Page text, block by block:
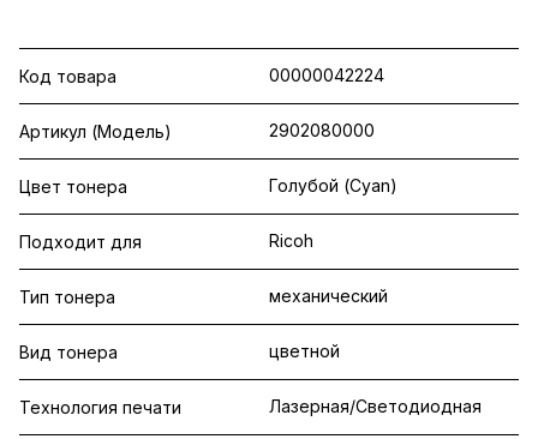
Код товара 00000042224
Артикул (Модель) 2902080000
Цвет тонера Голубой (Cyan)
Подходит для Ricoh
Тип тонера механический
Вид тонера цветной
Технология печати Лазерная/Светодиодная